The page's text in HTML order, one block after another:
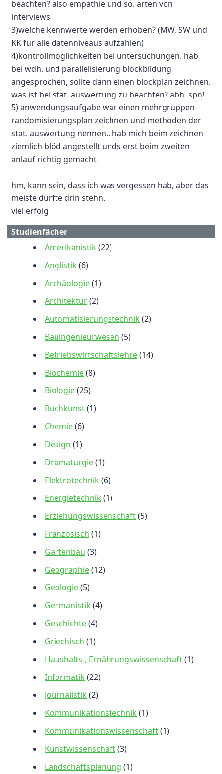
beachten? also empathie und so. arten von
interviews
3)welche kennwerte werden erhoben? (MW, SW und
KK für alle datenniveaus aufzählen)
4)kontrollmöglichkeiten bei untersuchungen. hab
bei wdh. und parallelisierung blockbildung
angesprochen, sollte dann einen blockplan zeichnen.
was ist bei stat. auswertung zu beachten? abh. spn!
5) anwendungsaufgabe war einen mehrgruppen-
randomisierungsplan zeichnen und methoden der
stat. auswertung nennen...hab mich beim zeichnen
ziemlich blöd angestellt unds erst beim zweiten
anlauf richtig gemacht
hm, kann sein, dass ich was vergessen hab, aber das
meiste dürfte drin stehn.
viel erfolg
Studienfächer
Amerikanistik (22)
Anglistik (6)
Archäologie(1)
Architektur(2)
Automatisierungstechnik (2)
Bauingenieurwesen (5)
Betriebswirtschaftslehre(14)
Biochemie(8)
Biologie(25)
Buchkunst(1)
Chemie(6)
Design (1)
Dramaturgie(1)
Elektrotechnik (6)
Energietechnik (1)
Erziehungswissenschaft(5)
Französisch (1)
Gartenbau (3)
Geographie(12)
Geologie(5)
Germanistik (4)
Geschichte(4)
Griechisch (1)
Haushalts-, Ernährungswissenschaft(1)
Informatik (22)
Journalistik (2)
Kommunikationstechnik (1)
Kommunikationswissenschaft(1)
Kunstwissenschaft(3)
Landschaftsplanung (1)